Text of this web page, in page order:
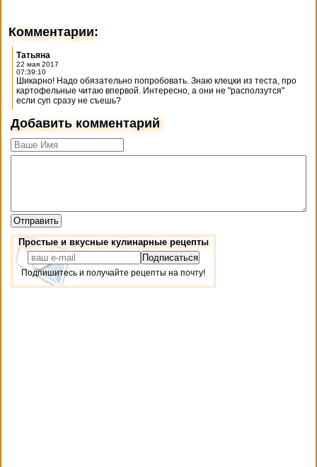
Комментарии:
Татьяна
22 мая 2017
07:39:10
Шикарно! Надо обязательно попробовать. Знаю клецки из теста, про
картофельные читаю впервой. Интересно, а они не "расползутся"
если суп сразу не съешь?
Добавить комментарий
Простые и вкусные кулинарные рецепты
Подпишитесь и получайте рецепты на почту!